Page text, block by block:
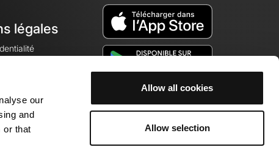
our
and
or that
Allow all cookies
Allow selection
légales